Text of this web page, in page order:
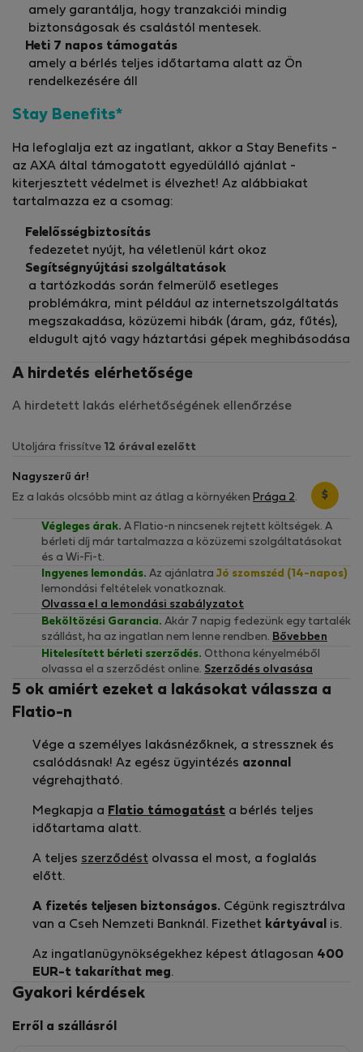
amely garantálja, hogy tranzakciói mindig
biztonságosak és csalástól mentesek.
Heti 7 napos támogatás
amely a bérlés teljes időtartama alatt az Ön
rendelkezésére áll
Stay Benefits*
Ha lefoglalja ezt az ingatlant, akkor a Stay Benefits -
az AXA által támogatott egyedülálló ajánlat -
kiterjesztett védelmet is élvezhet! Az alábbiakat
tartalmazza ez a csomag:
Felelősségbiztosítás
fedezetet nyújt, ha véletlenül kárt okoz
Segítségnyújtási szolgáltatások
a tartózkodás során felmerülő esetleges
problémákra, mint például az internetszolgáltatás
megszakadása, közüzemi hibák (áram, gáz, fűtés),
eldugult ajtó vagy háztartási gépek meghibásodása
A hirdetés elérhetősége
A hirdetett lakás elérhetőségének ellenőrzése
Utoljára frissítve 12 órával ezelőtt
Nagyszerű ár!
Ez a lakás olcsóbb mint az átlag a környéken Prága 2. $
Végleges árak. A Flatio-n nincsenek rejtett költségek. A
bérleti díj már tartalmazza a közüzemi szolgáltatásokat
és a Wi-Fi-t.
Ingyenes lemondás. Az ajánlatra Jó szomszéd (14-napos)
lemondási feltételek vonatkoznak.
Olvassa el a lemondási szabályzatot
Beköltözési Garancia. Akár 7 napig fedezünk egy tartalék
szállást, ha az ingatlan nem lenne rendben. Bővebben
Hitelesített bérleti szerződés. Otthona kényelméből
olvassa el a szerződést online. Szerződés olvasása
5 ok amiért ezeket a lakásokat válassza a
Flatio-n
Vége a személyes lakásnézőknek, a stressznek és
csalódásnak! Az egész ügyintézés azonnal
végrehajtható.
Megkapja a Flatio támogatást a bérlés teljes
időtartama alatt.
A teljes szerződést olvassa el most, a foglalás
előtt.
A fizetés teljesen biztonságos. Cégünk regisztrálva
van a Cseh Nemzeti Banknál. Fizethet kártyával is.
Az ingatlanügynökségekhez képest átlagosan 400
EUR-t takaríthat meg.
Gyakori kérdések
Erről a szállásról